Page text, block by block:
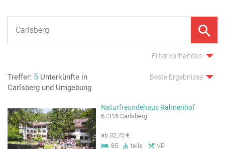
Filter vorhanden
Treffer: 5 Unterkünfte in
Carlsberg und Umgebung
Beste Ergebnisse
Naturfreundehaus Rahnenhof
67316 Carlsberg
ab 32,70 €
85
teils VP